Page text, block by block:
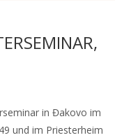
in Đakovo im
und im Priesterheim